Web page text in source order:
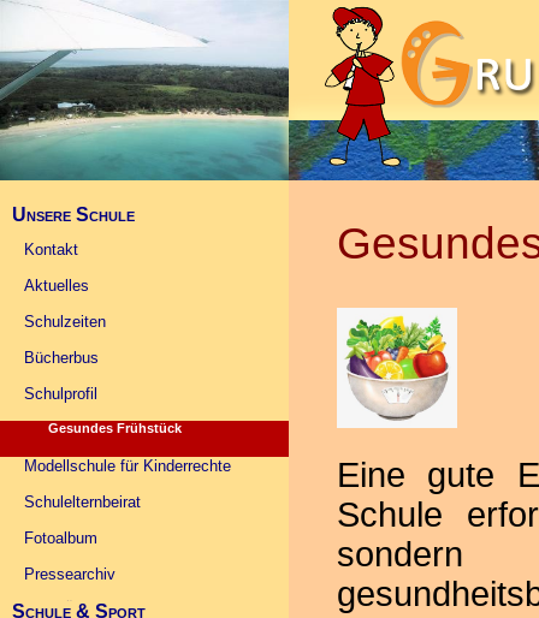
Unsere Schule
Kontakt
Aktuelles
Schulzeiten
Bücherbus
Schulprofil
Gesundes Frühstück
Modellschule für Kinderrechte
Schulelternbeirat
Fotoalbum
Pressearchiv
Infos Übergang Klasse 5
Schule & Sport
Eine gute
Schule
sondern